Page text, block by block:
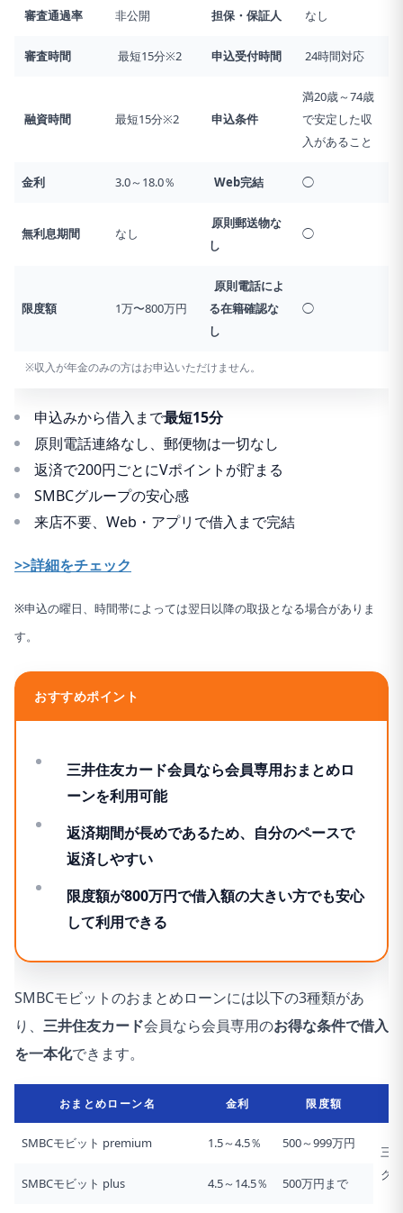
審査通過率 非公開 担保・保証人 なし
審査時間 最短15分※2 申込受付時間 24時間対応
融資時間 最短15分※2 申込条件
満20歳～74歳
で安定した収
入があること
金利 3.0～18.0％ Web完結 ◯
無利息期間 なし
原則郵送物な
し
◯
限度額 1万〜800万円
原則電話によ
る在籍確認な
し
◯
※収入が年金のみの方はお申込いただけません。
申込みから借入まで最短15分
原則電話連絡なし、郵便物は一切なし
返済で200円ごとにVポイントが貯まる
SMBCグループの安心感
来店不要、Web・アプリで借入まで完結
>>詳細をチェック
※申込の曜日、時間帯によっては翌日以降の取扱となる場合がありま
す。
おすすめポイント
三井住友カード会員なら会員専用おまとめロ
ーンを利用可能
返済期間が長めであるため、自分のペースで
返済しやすい
限度額が800万円で借入額の大きい方でも安心
して利用できる
SMBCモビットのおまとめローンには以下の3種類があ
り、 三井住友カード会員なら会員専用のお得な条件で借入
を一本化できます。
おまとめローン名 金利 限度額
SMBCモビット premium 1.5～4.5％ 500～999万円
三
ク
SMBCモビット plus 4.5～14.5％ 500万円まで